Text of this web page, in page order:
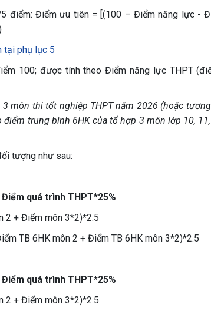
điểm: Điểm ưu tiên = [(100 – Điểm năng lực -
tại phụ lục 5
100; được tính theo Điểm năng lực THPT
môn thi tốt nghiệp THPT năm 2026 (hoặc
trung bình 6HK của tổ hợp 3 môn lớp 10,
tượng như sau:
quá trình THPT*25%
2 + Điểm môn 3*2)*2.5
TB 6HK môn 2 + Điểm TB 6HK môn 3*2)*2.5
quá trình THPT*25%
2 + Điểm môn 3*2)*2.5